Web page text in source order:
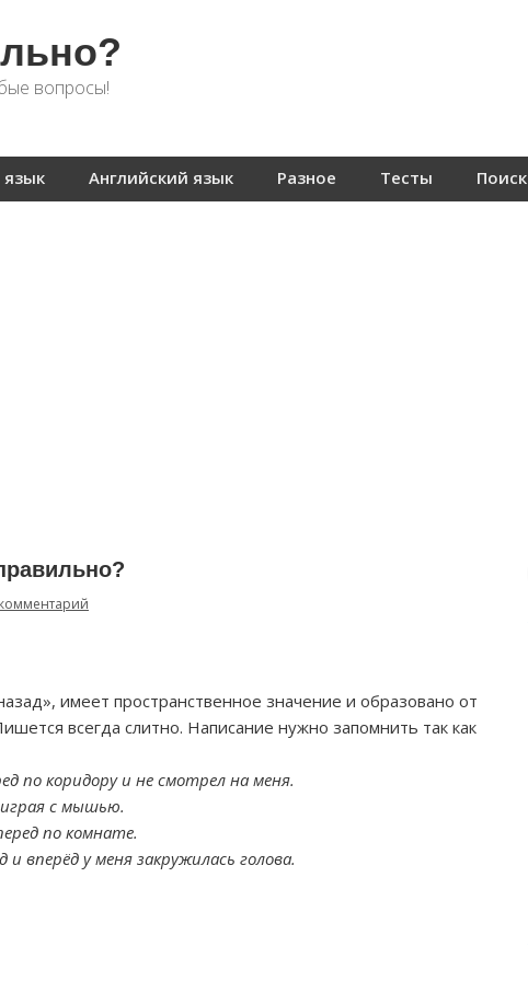
вопросы!
язык Английский язык Разное Тесты Поиск
имеет пространственное значение и образовано от
всегда слитно. Написание нужно запомнить так как
по коридору и не смотрел на меня.
с мышью.
по комнате.
вперёд у меня закружилась голова.